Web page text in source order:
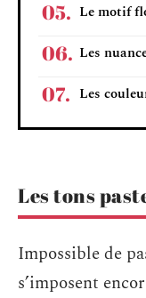
Le motif
Les
Les
Les tons
Impossible de
s’imposent